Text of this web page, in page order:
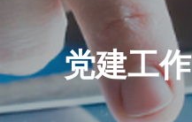
党建工作